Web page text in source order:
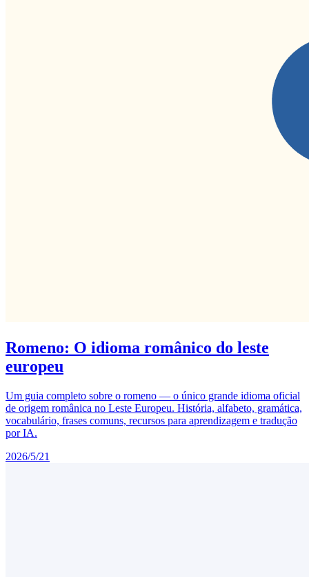
Romeno: O idioma românico do leste
europeu
Um guia completo sobre o romeno — o único grande idioma oficial
de origem românica no Leste Europeu. História, alfabeto, gramática,
vocabulário, frases comuns, recursos para aprendizagem e tradução
por IA.
2026/5/21